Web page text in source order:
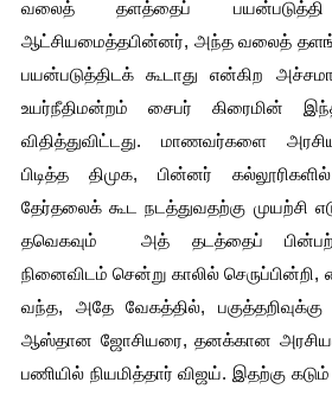
வலைத் தளத்தைப்
ஆட்சியமைத்தபின்னர், அந்த வலைத்
பயன்படுத்திடக் கூடாது என்கிற
உயர்நீதிமன்றம் சைபர் கிரைமின்
விதித்துவிட்டது. மாணவர்களை
பிடித்த திமுக, பின்னர்
தேர்தலைக் கூட நடத்துவதற்கு முயற்சி
தவெகவும்  அத் தடத்தைப்
நினைவிடம் சென்று காலில் செருப்பின்றி,
வந்த, அதே வேகத்தில்,
ஆஸ்தான ஜோசியரை, தனக்கான
பணியில் நியமித்தார் விஜய். இதற்கு கடும்